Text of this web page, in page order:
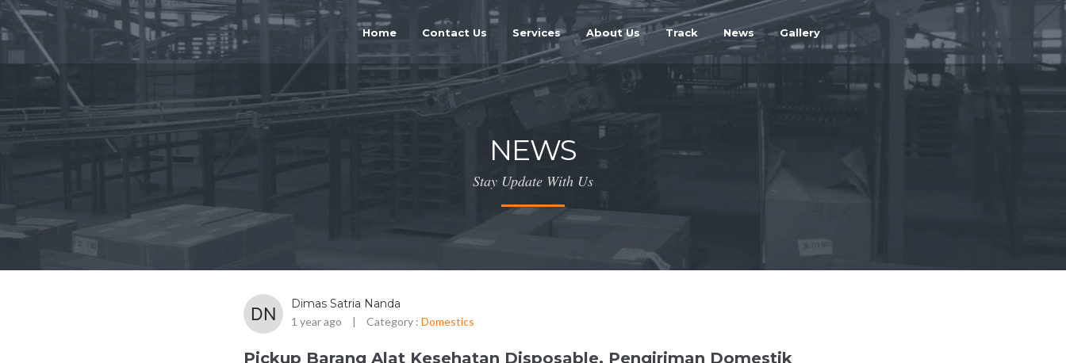
Home Contact Us Services About Us Track News Gallery
NEWS
Stay Update With Us
Dimas Satria Nanda
1 year ago | Category : Domestics
Pickup Barang Alat Kesehatan Disposable, Pengiriman Domestik